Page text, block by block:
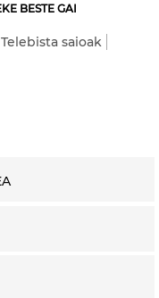
BESTE GAI
Telebista saioak